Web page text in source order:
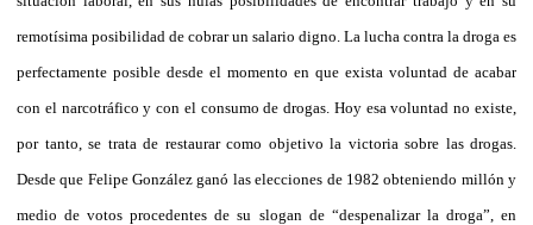
remotísima posibilidad de cobrar un salario digno. La lucha contra la droga es
perfectamente posible desde el momento en que exista voluntad de acabar
con el narcotráfico y con el consumo de drogas. Hoy esa voluntad no existe,
por tanto, se trata de restaurar como objetivo la victoria sobre las drogas.
Desde que Felipe González ganó las elecciones de 1982 obteniendo millón y
medio de votos procedentes de su slogan de “despenalizar la droga”, en